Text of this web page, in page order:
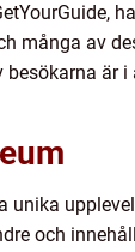
många av
är
och